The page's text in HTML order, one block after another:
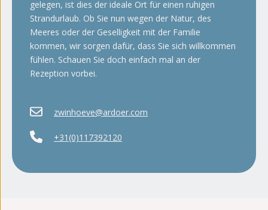
gelegen, ist dies der ideale Ort für einen ruhigen
Strandurlaub. Ob Sie nun wegen der Natur, des
Meeres oder der Geselligkeit mit der Familie
kommen, wir sorgen dafür, dass Sie sich willkommen
fühlen. Schauen Sie doch einfach mal an der
Rezeption vorbei.
zwinhoeve@ardoer.com
+31(0)117392120